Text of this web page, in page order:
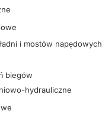
i mostów napędowych
biegów
hydrauliczne